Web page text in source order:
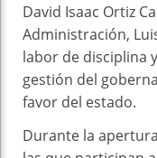
David Isaac Ortiz
Administración,
labor de disciplina
gestión del
favor del estado.
Durante la